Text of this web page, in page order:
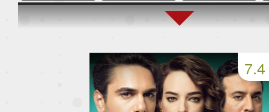
45 серия
46 серия
47 серия
50 серия
51 серия
54 серия
55 серия
7.4